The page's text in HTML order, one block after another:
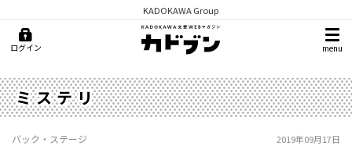
KADOKAWA Group
ログイン menu
ミステリ
バック・ステージ 2019年09月17日